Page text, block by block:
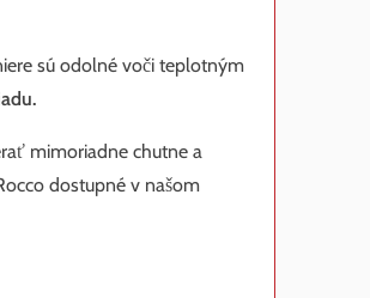
sú odolné voči teplotným
mimoriadne chutne a
dostupné v našom